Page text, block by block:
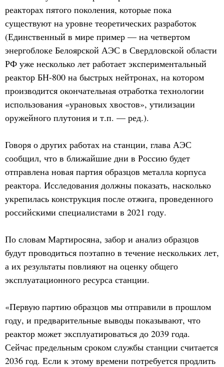
реакторах пятого поколения, которые пока
существуют на уровне теоретических разработок
(Единственный в мире пример — на четвертом
энергоблоке Белоярской АЭС в Свердловской области
РФ уже несколько лет работает экспериментальный
реактор БН-800 на быстрых нейтронах, на котором
производится окончательная отработка технологии
использования «урановых хвостов», утилизации
оружейного плутония и т.п. — ред.).
Говоря о других работах на станции, глава АЭС
сообщил, что в ближайшие дни в Россию будет
отправлена новая партия образцов металла корпуса
реактора. Исследования должны показать, насколько
укрепилась конструкция после отжига, проведенного
российскими специалистами в 2021 году.
По словам Мартиросяна, забор и анализ образцов
будут проводиться поэтапно в течение нескольких лет,
а их результаты повлияют на оценку общего
эксплуатационного ресурса станции.
«Первую партию образцов мы отправили в прошлом
году, и предварительные выводы показывают, что
реактор может эксплуатироваться до 2039 года.
Сейчас предельным сроком службы станции считается
2036 год. Если к этому времени потребуется продлить